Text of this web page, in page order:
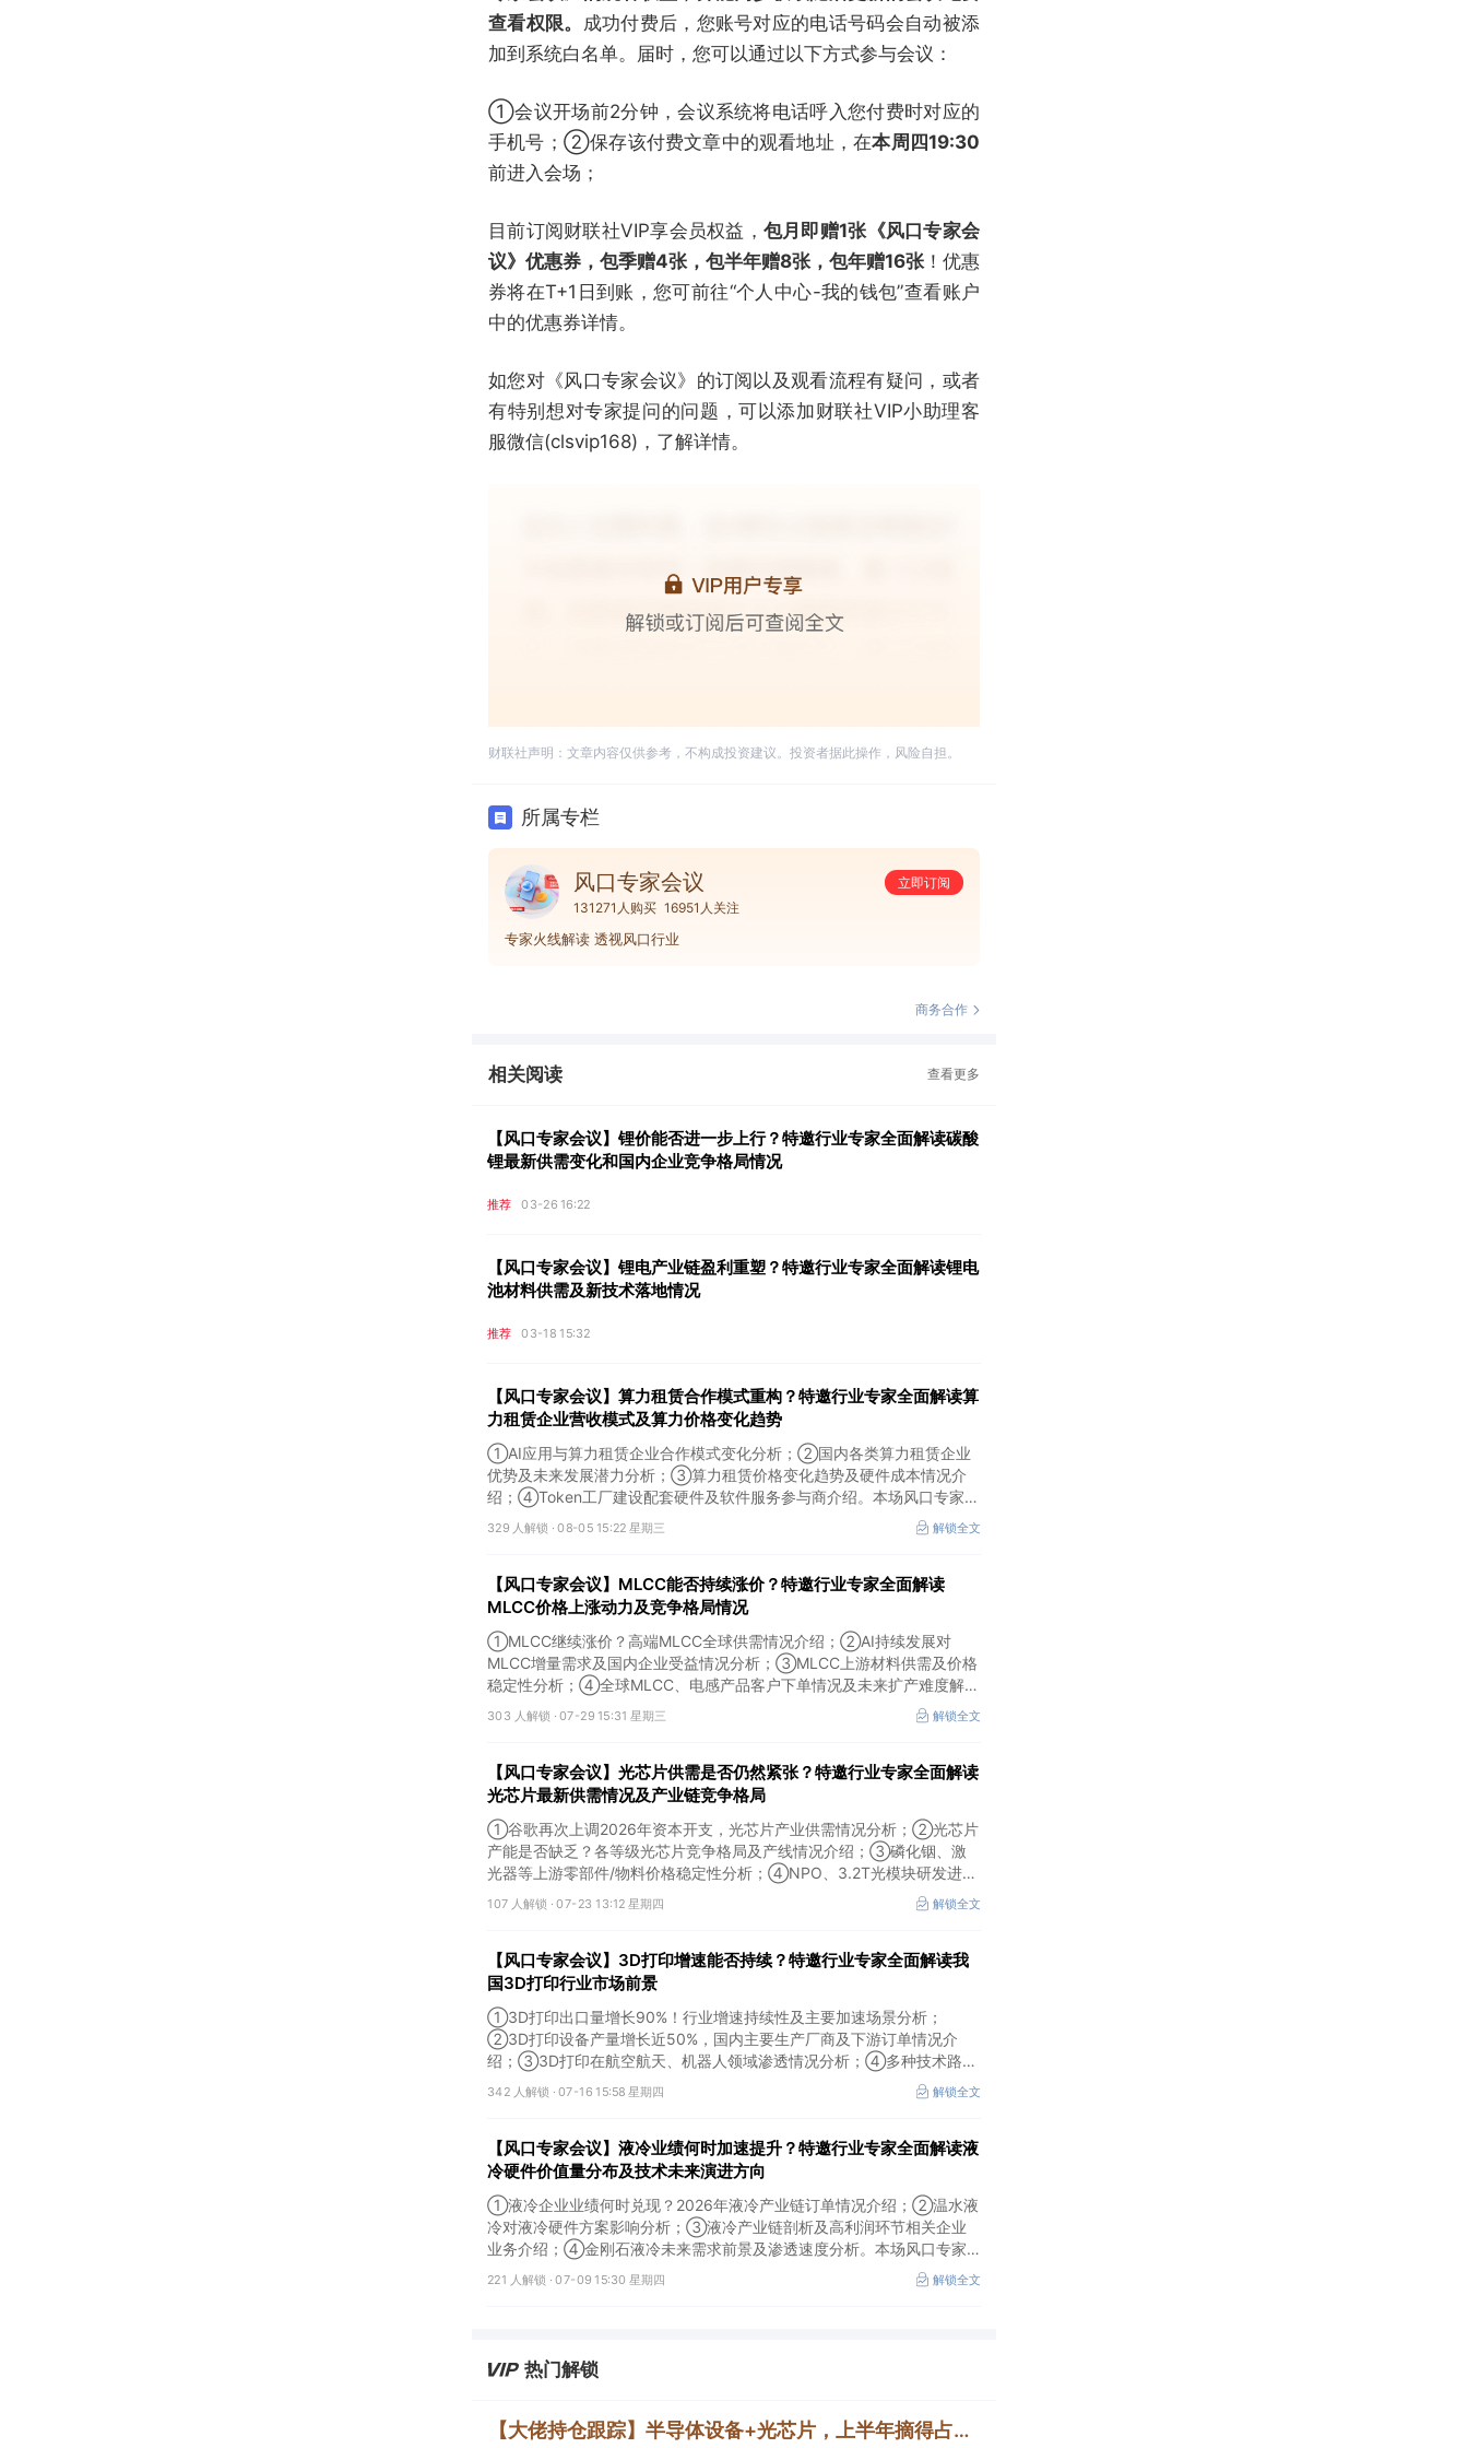
查看权限。 成功付费后，您账号对应的电话号码会自动被添
加到系统白名单。届时，您可以通过以下方式参与会议：
①会议开场前2分钟，会议系统将电话呼入您付费时对应的
手机号；②保存该付费文章中的观看地址，在本周四19:30
前进入会场；
目前订阅财联社VIP享会员权益， 包月即赠1张《风口专家会
议》优惠券，包季赠4张，包半年赠8张，包年赠16张！优惠
券将在T+1日到账，您可前往“个人中心-我的钱包”查看账户
中的优惠券详情。
如您对《风口专家会议》的订阅以及观看流程有疑问，或者
有特别想对专家提问的问题，可以添加财联社VIP小助理客
服微信(clsvip168)，了解详情。
财联社声明：文章内容仅供参考，不构成投资建议。投资者据此操作，风险自担。
所属专栏
风口专家会议
立即订阅
131271人购买 16951人关注
专家火线解读 透视风口行业
商务合作
相关阅读 查看更多
【风口专家会议】锂价能否进一步上行？特邀行业专家全面解读碳酸
锂最新供需变化和国内企业竞争格局情况
推荐 03-26 16:22
【风口专家会议】锂电产业链盈利重塑？特邀行业专家全面解读锂电
池材料供需及新技术落地情况
推荐 03-18 15:32
【风口专家会议】算力租赁合作模式重构？特邀行业专家全面解读算
力租赁企业营收模式及算力价格变化趋势
①AI应用与算力租赁企业合作模式变化分析；②国内各类算力租赁企业
优势及未来发展潜力分析；③算力租赁价格变化趋势及硬件成本情况介
绍；④Token工厂建设配套硬件及软件服务参与商介绍。本场风口专家会
议将于8月5日（周三）19:00举行，特邀行业专家全面解读算力租赁企业
营收模式及算力价格变化趋势。
329 人解锁 ·08-05 15:22 星期三 解锁全文
【风口专家会议】MLCC能否持续涨价？特邀行业专家全面解读
MLCC价格上涨动力及竞争格局情况
①MLCC继续涨价？高端MLCC全球供需情况介绍；②AI持续发展对
MLCC增量需求及国内企业受益情况分析；③MLCC上游材料供需及价格
稳定性分析；④全球MLCC、电感产品客户下单情况及未来扩产难度解
析。本场风口专家会议将于7月29日（周三）20:30举行，特邀行业专家
全面解读MLCC价格上涨动力及竞争格局情况。
303 人解锁 ·07-29 15:31 星期三 解锁全文
【风口专家会议】光芯片供需是否仍然紧张？特邀行业专家全面解读
光芯片最新供需情况及产业链竞争格局
①谷歌再次上调2026年资本开支，光芯片产业供需情况分析；②光芯片
产能是否缺乏？各等级光芯片竞争格局及产线情况介绍；③磷化铟、激
光器等上游零部件/物料价格稳定性分析；④NPO、3.2T光模块研发进展
介绍。本场风口专家会议将于7月23日（周四）16:30举行，特邀行业专
家全面解读光芯片最新供需情况及产业链竞争格局。
107 人解锁 ·07-23 13:12 星期四 解锁全文
【风口专家会议】3D打印增速能否持续？特邀行业专家全面解读我
国3D打印行业市场前景
①3D打印出口量增长90%！行业增速持续性及主要加速场景分析；
②3D打印设备产量增长近50%，国内主要生产厂商及下游订单情况介
绍；③3D打印在航空航天、机器人领域渗透情况分析；④多种技术路线
及所需产业链供需情况剖析。本场风口专家会议将于7月16日（周四）
20:00举行，特邀行业专家全面解读我国3D打印行业市场前景。
342 人解锁 ·07-16 15:58 星期四 解锁全文
【风口专家会议】液冷业绩何时加速提升？特邀行业专家全面解读液
冷硬件价值量分布及技术未来演进方向
①液冷企业业绩何时兑现？2026年液冷产业链订单情况介绍；②温水液
冷对液冷硬件方案影响分析；③液冷产业链剖析及高利润环节相关企业
业务介绍；④金刚石液冷未来需求前景及渗透速度分析。本场风口专家
会议将于7月9日（周四）19:30举行，特邀行业专家全面解读液冷硬件价
值量分布及技术未来演进方向。
221 人解锁 ·07-09 15:30 星期四 解锁全文
热门解锁
【大佬持仓跟踪】半导体设备+光芯片，上半年摘得占去年营收8成的大单，客户包括长电科技、华天科技等封测厂商，设备发往长江存储进行验证，这家公司细分设备国内市占率第一